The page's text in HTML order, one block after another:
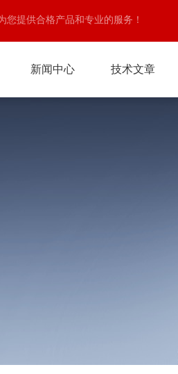
提供合格产品和专业的服务！
新闻中心 技术文章